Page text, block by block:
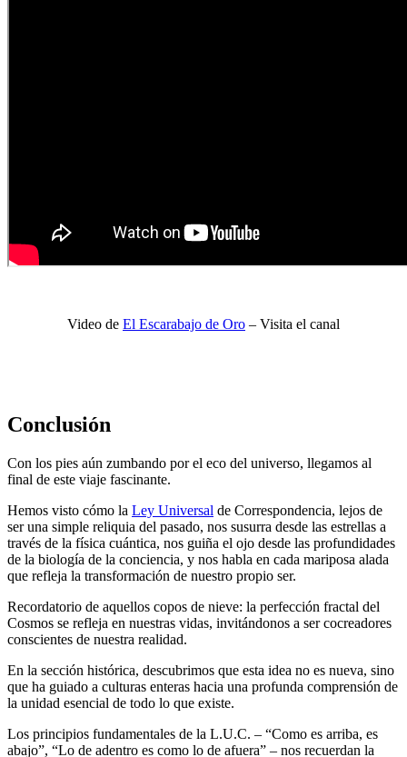
Video de El Escarabajo de Oro – Visita el canal
Conclusión
Con los pies aún zumbando por el eco del universo, llegamos al
final de este viaje fascinante.
Hemos visto cómo la Ley Universal de Correspondencia, lejos de
ser una simple reliquia del pasado, nos susurra desde las estrellas a
través de la física cuántica, nos guiña el ojo desde las profundidades
de la biología de la conciencia, y nos habla en cada mariposa alada
que refleja la transformación de nuestro propio ser.
Recordatorio de aquellos copos de nieve: la perfección fractal del
Cosmos se refleja en nuestras vidas, invitándonos a ser cocreadores
conscientes de nuestra realidad.
En la sección histórica, descubrimos que esta idea no es nueva, sino
que ha guiado a culturas enteras hacia una profunda comprensión de
la unidad esencial de todo lo que existe.
Los principios fundamentales de la L.U.C. – “Como es arriba, es
abajo”, “Lo de adentro es como lo de afuera” – nos recuerdan la